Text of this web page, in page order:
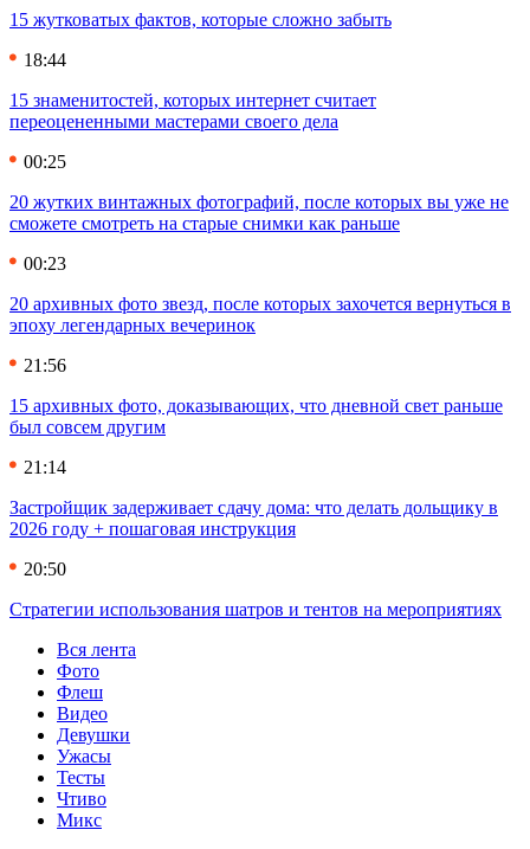
15 жутковатых фактов, которые сложно забыть
18:44
15 знаменитостей, которых интернет считает
переоцененными мастерами своего дела
00:25
20 жутких винтажных фотографий, после которых вы уже не
сможете смотреть на старые снимки как раньше
00:23
20 архивных фото звезд, после которых захочется вернуться в
эпоху легендарных вечеринок
21:56
15 архивных фото, доказывающих, что дневной свет раньше
был совсем другим
21:14
Застройщик задерживает сдачу дома: что делать дольщику в
2026 году + пошаговая инструкция
20:50
Стратегии использования шатров и тентов на мероприятиях
Вся лента
Фото
Флеш
Видео
Девушки
Ужасы
Тесты
Чтиво
Микс